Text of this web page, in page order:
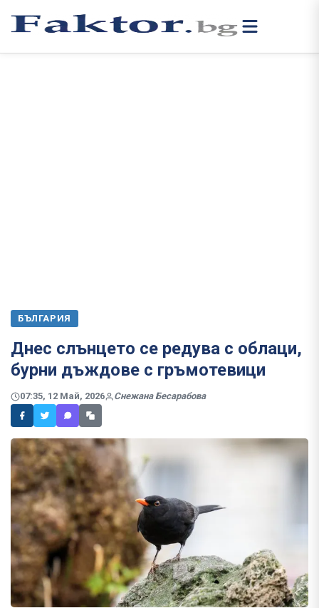
БЪЛГАРИЯ
Днес слънцето се редува с облаци,
бурни дъждове с гръмотевици
07:35, 12 Май, 2026 Снежана Бесарабова